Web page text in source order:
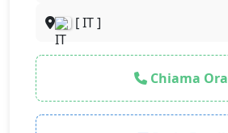
[ IT ]
Chiama Ora